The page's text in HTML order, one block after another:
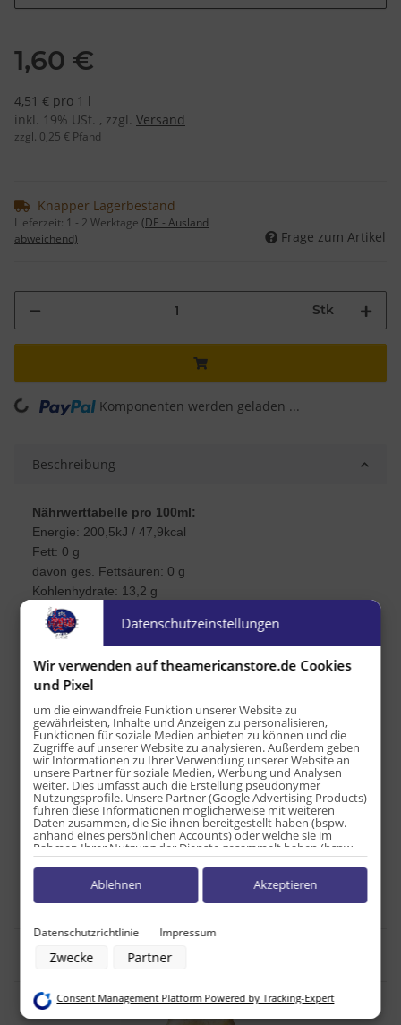
1,60 €
4,51 € pro 1 l
inkl. 19% USt. , zzgl. Versand
zzgl. 0,25 € Pfand
Knapper Lagerbestand
Lieferzeit: 1 - 2 Werktage (DE - Ausland
abweichend)
Frage zum Artikel
Stk
Komponenten werden geladen ...
Beschreibung
Nährwerttabelle pro 100ml:
Energie: 200,5kJ / 47,9kcal
Fett: 0 g
davon ges. Fettsäuren: 0 g
Kohlenhydrate: 13,2 g
davon Zucker: 12,7 g
Eiweiß: 0 g
Herkunftsland USA
Produkteigenschaft
Wert
Versandgewicht: 0,40 kg
Artikelgewicht: 0,36 kg
Inhalt: 355,00 ml
Kaufen Sie diesen Artikel im Set!
Datenschutzeinstellungen
Wir verwenden auf theamericanstore.de Cookies
und Pixel
um die einwandfreie Funktion unserer Website zu
gewährleisten, Inhalte und Anzeigen zu personalisieren,
Funktionen für soziale Medien anbieten zu können und die
Zugriffe auf unserer Website zu analysieren. Außerdem geben
wir Informationen zu Ihrer Verwendung unserer Website an
unsere Partner für soziale Medien, Werbung und Analysen
weiter. Dies umfasst auch die Erstellung pseudonymer
Nutzungsprofile. Unsere Partner (Google Advertising Products)
führen diese Informationen möglicherweise mit weiteren
Daten zusammen, die Sie ihnen bereitgestellt haben (bspw.
anhand eines persönlichen Accounts) oder welche sie im
Rahmen Ihrer Nutzung der Dienste gesammelt haben (bspw.
Nutzungsdaten anderer Geräte). Ihre Einwilligung zur Nutzung
von Cookies und Pixeln können Sie jederzeit widerrufen,
indem Sie auf den Datenschutz-Button links unten klicken und
dort die entsprechenden Anpassungen vornehmen.
Zwecke der Datenverarbeitung durch unsere Partner:
Verwendung reduzierter Daten zur Auswahl von Werbeanzeigen
Erstellung von Profilen zur Personalisierung von Inhalten
Verwendung von Profilen zur Auswahl personalisierter Inhalte
Datenschutzrichtlinie Impressum
Zwecke Partner
Ablehnen Akzeptieren
Consent Management Platform Powered by Tracking-Expert